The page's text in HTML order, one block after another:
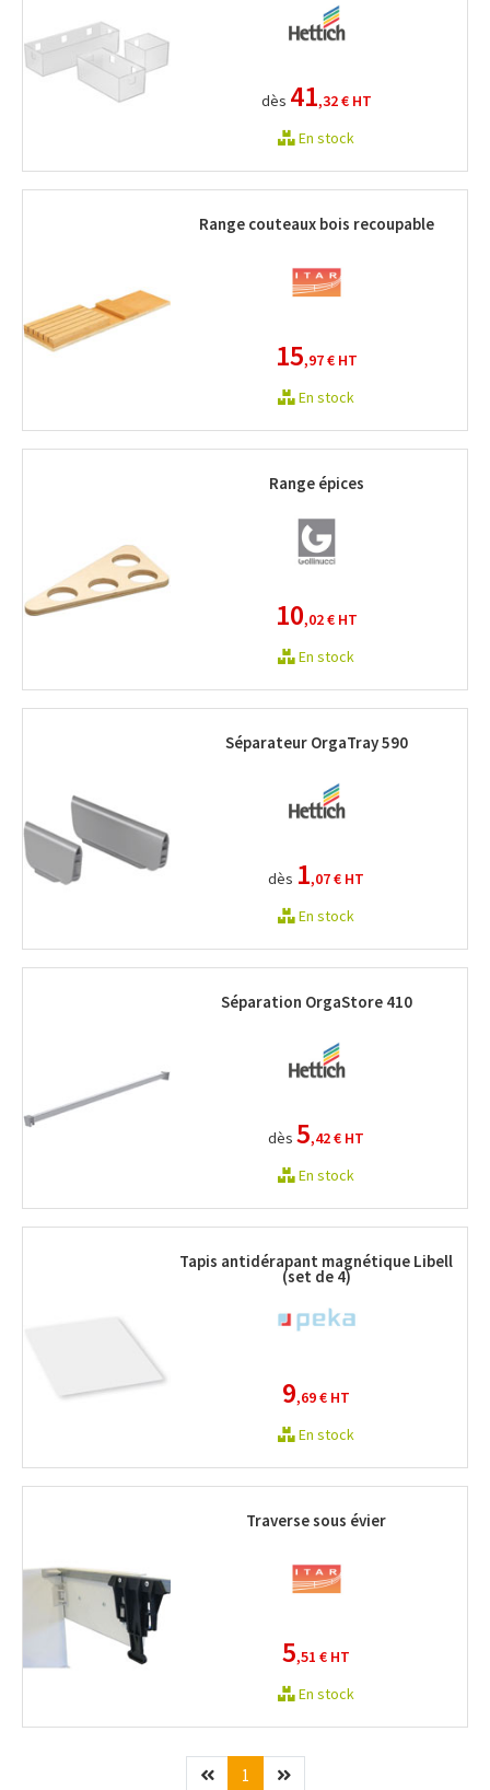
dès 41,32 €HT
En stock
Range couteaux bois recoupable
15,97 €HT
En stock
Range épices
10,02 €HT
En stock
Séparateur OrgaTray 590
dès 1,07 € HT
En stock
Séparation OrgaStore 410
dès5,42 € HT
En stock
Tapis antidérapant magnétique Libell
(set de 4)
9,69 € HT
En stock
Traverse sous évier
5,51 € HT
En stock
Précédent
1(current)Suivant